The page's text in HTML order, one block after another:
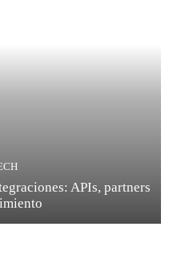
APIs, partners